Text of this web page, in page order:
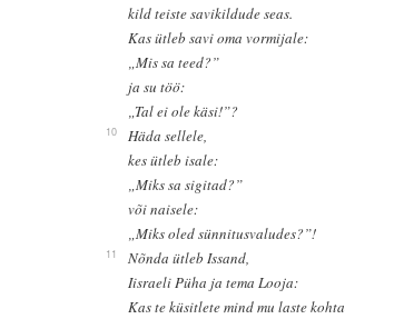
kild teiste savikildude seas.
Kas ütleb savi oma vormijale:
„Mis sa teed?”
ja su töö:
„Tal ei ole käsi!”?
10
Häda sellele,
kes ütleb isale:
„Miks sa sigitad?”
või naisele:
„Miks oled sünnitusvaludes?”!
11
Nõnda ütleb Issand,
Iisraeli Püha ja tema Looja:
Kas te küsitlete mind mu laste kohta